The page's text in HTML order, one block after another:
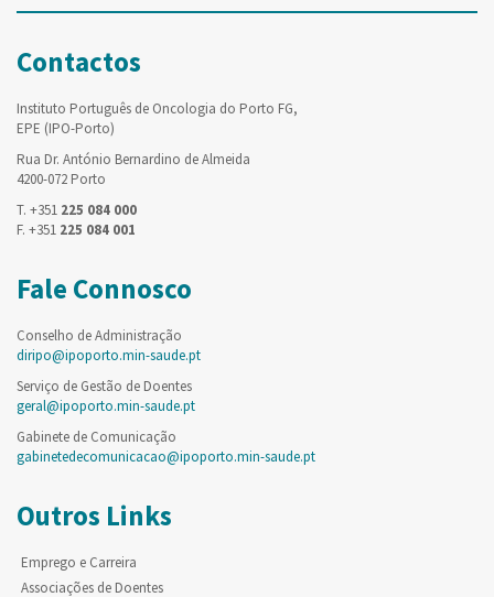
Contactos
Instituto Português de Oncologia do Porto FG,
EPE (IPO-Porto)
Rua Dr. António Bernardino de Almeida
4200-072 Porto
T. +351 225 084 000
F. +351 225 084 001
Fale Connosco
Conselho de Administração
diripo@ipoporto.min-saude.pt
Serviço de Gestão de Doentes
geral@ipoporto.min-saude.pt
Gabinete de Comunicação
gabinetedecomunicacao@ipoporto.min-saude.pt
Outros Links
Emprego e Carreira
Associações de Doentes